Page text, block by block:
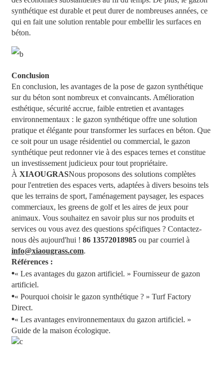
synthétique est durable et peut durer de nombreuses années, ce
qui en fait une solution rentable pour embellir les surfaces en
béton.
Conclusion
En conclusion, les avantages de la pose de gazon synthétique
sur du béton sont nombreux et convaincants. Amélioration
esthétique, sécurité accrue, faible entretien et avantages
environnementaux : le gazon synthétique offre une solution
pratique et élégante pour transformer les surfaces en béton. Que
ce soit pour un usage résidentiel ou commercial, le gazon
synthétique peut redonner vie à des espaces ternes et constitue
un investissement judicieux pour tout propriétaire.
À XIAOUGRASNous proposons des solutions complètes
pour l'entretien des espaces verts, adaptées à divers besoins tels
que les terrains de sport, l'aménagement paysager, les espaces
commerciaux, les greens de golf et les aires de jeux pour
animaux. Vous souhaitez en savoir plus sur nos produits et
services ou vous avez des questions spécifiques ? Contactez-
nous dès aujourd'hui ! 86 13572018985ou par courriel à
info@xiaougrass.com.
Références :
•« Les avantages du gazon artificiel. » Fournisseur de gazon
artificiel.
•« Pourquoi choisir le gazon synthétique ? » Turf Factory
Direct.
•« Les avantages environnementaux du gazon artificiel. »
Guide de la maison écologique.